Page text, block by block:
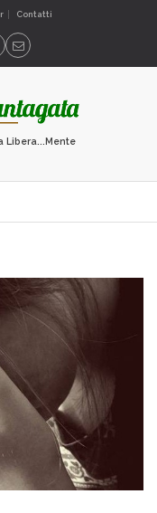
Contatti
Libera...Mente